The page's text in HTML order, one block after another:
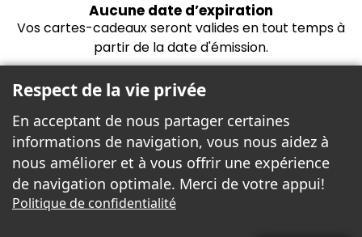
Aucune date d’expiration
Vos cartes-cadeaux seront valides en tout temps à
partir de la date d'émission.
Freebees est fier de propulser la boutique
Respect de la vie privée
En acceptant de nous partager certaines
informations de navigation, vous nous aidez à
nous améliorer et à vous offrir une expérience
de navigation optimale. Merci de votre appui!
Politique de confidentialité